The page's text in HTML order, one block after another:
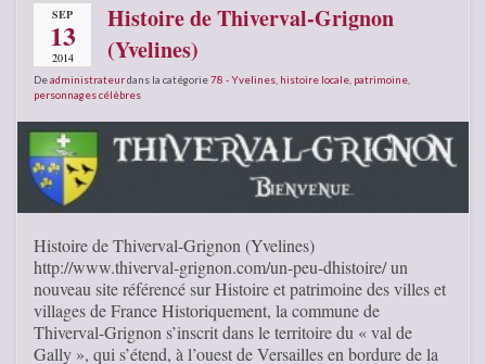
SEP
13
2014
Histoire de Thiverval-Grignon
(Yvelines)
Deadministrateurdans la catégorie78 - Yvelines histoire locale patrimoine
personnages célèbres
Histoire de Thiverval-Grignon (Yvelines)
http://www.thiverval-grignon.com/un-peu-dhistoire/ un
nouveau site référencé sur Histoire et patrimoine des villes et
villages de France Historiquement, la commune de
Thiverval-Grignon s’inscrit dans le territoire du « val de
Gally », qui s’étend, à l’ouest de Versailles en bordure de la